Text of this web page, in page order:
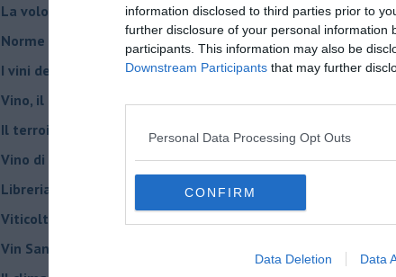
information disclosed to third parties prior to
further disclosure of your personal information
participants. This information may also be
Downstream Participants that may further
Personal Data Processing Opt Outs
CONFIRM
Data Deletion Data
​La volontà di essere “primi”
Norme viticole e enologiche che miglioreranno la qualità
​I vini della Maremma si stanno arricchendo
Vino, il clima ci mette alle “corde”
Il terroir necessario per il vino del futuro
​Vino di uva di Malvasia Istriana: in Maremma usata poco
​Libreria antiquaria e il “vino scritto”
​Viticoltura e vini: il Manzoni che non ti aspetti
​Vin Santo e passito, ma erano chiamati anche vini-liquore